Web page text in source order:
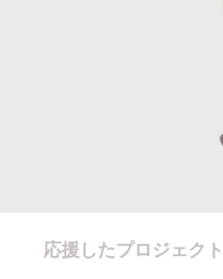
応援したプロジェクト